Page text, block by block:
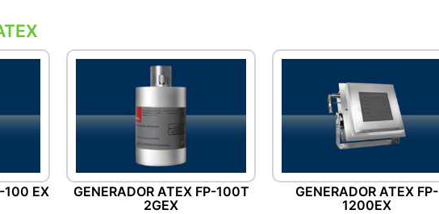
100 EX
GENERADOR ATEX FP-100T
2GEX
GENERADOR ATEX FP-
1200EX